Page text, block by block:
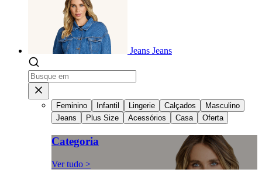
Jeans Jeans
Feminino Infantil Lingerie Calçados
Masculino
Jeans
Plus Size Acessórios Casa Oferta
Categoria
Ver tudo >